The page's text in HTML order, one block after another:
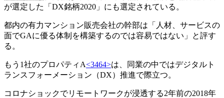
が選定した「DX銘柄2020」にも選定されている。
都内の有力マンション販売会社の幹部は「人材、サービスの
面でGAに優る体制を構築するのでは容易ではない」と評す
る。
もう1社のプロパティA<3464>は、同業の中ではデジタルト
ランスフォーメーション（DX）推進で際立つ。
コロナショックでリモートワークが浸透する2年前の2018年